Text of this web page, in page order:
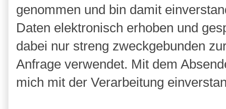
genommen und bin damit
Daten elektronisch erhoben und
dabei nur streng zweckgebunden
Anfrage verwendet. Mit dem
mich mit der Verarbeitung